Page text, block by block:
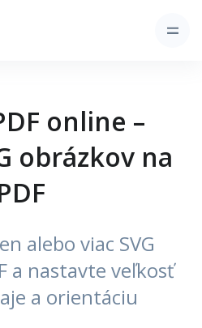
online –
obrázkov na
alebo viac SVG
a nastavte veľkosť
a orientáciu